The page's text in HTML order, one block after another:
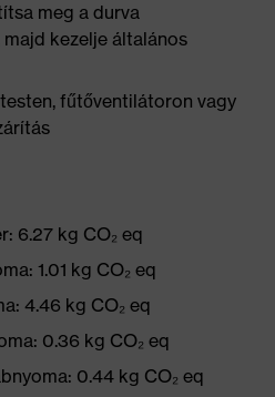
meg a durva
kezelje általános
fűtőventilátoron vagy
6.27 kg CO₂ eq
1.01 kg CO₂ eq
4.46 kg CO₂ eq
0.36 kg CO₂ eq
0.44 kg CO₂ eq